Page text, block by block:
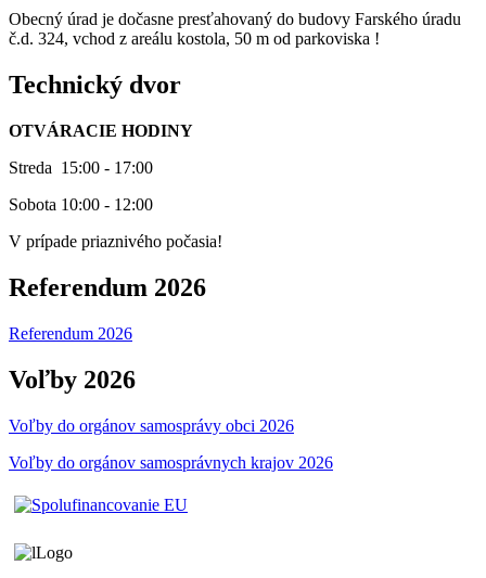
Obecný úrad je dočasne presťahovaný do budovy Farského úradu
č.d. 324, vchod z areálu kostola, 50 m od parkoviska !
Technický dvor
OTVÁRACIE HODINY
Streda 15:00 - 17:00
Sobota 10:00 - 12:00
V prípade priaznivého počasia!
Referendum 2026
Referendum 2026
Voľby 2026
Voľby do orgánov samosprávy obci 2026
Voľby do orgánov samosprávnych krajov 2026